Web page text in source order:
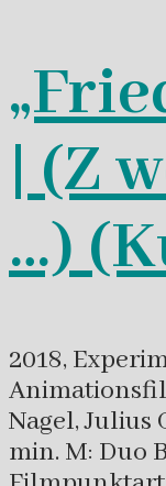
| (Z
…)
2018,
Nagel, Julius
min. M: Duo